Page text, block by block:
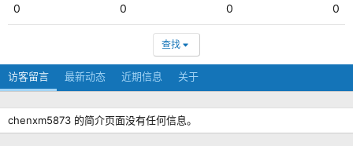
0 0 0 0
查找
访客留言 最新动态 近期信息 关于
chenxm5873 的简介页面没有任何信息。